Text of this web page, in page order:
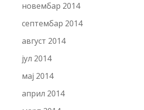
новембар 2014
септембар 2014
август 2014
јул 2014
мај 2014
април 2014